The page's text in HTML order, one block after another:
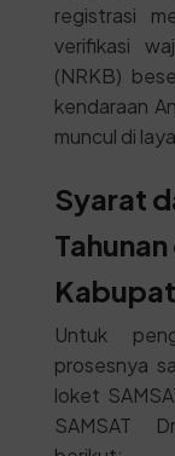
registrasi
verifikasi
(NRKB)
kendaraan
muncul di
Syarat
Untuk
prosesnya
loket
SAMSAT